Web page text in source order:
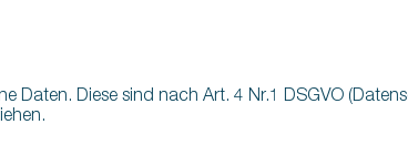
Daten. Diese sind nach Art. 4 Nr.1 DSGVO